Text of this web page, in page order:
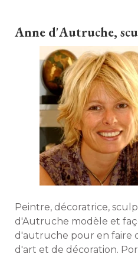
Anne d'Autruche,
Peintre, décoratrice,
d'Autruche modèle et
d'autruche pour en faire
d'art et de décoration.